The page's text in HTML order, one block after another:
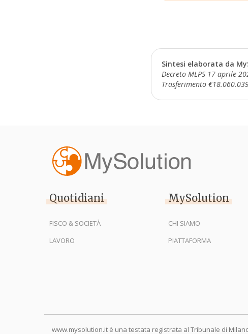
Sintesi elaborata da
Decreto MLPS 17 aprile
Trasferimento
Quotidiani
FISCO & SOCIETÀ
LAVORO
MySolution
CHI SIAMO
PIATTAFORMA
www.mysolution.it è una testata registrata al Tribunale di